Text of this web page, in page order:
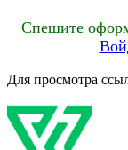
Спешите
Для просмотра